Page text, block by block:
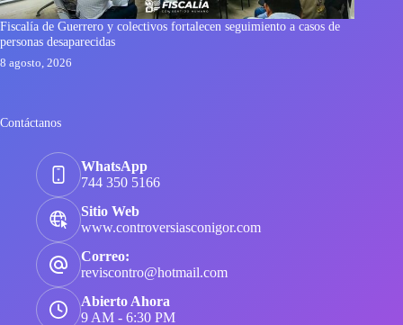
Fiscalía de Guerrero y colectivos fortalecen seguimiento a casos de
personas desaparecidas
8 agosto, 2026
Contáctanos
WhatsApp
744 350 5166
Sitio Web
www.controversiasconigor.com
Correo:
reviscontro@hotmail.com
Abierto Ahora
9 AM - 6:30 PM